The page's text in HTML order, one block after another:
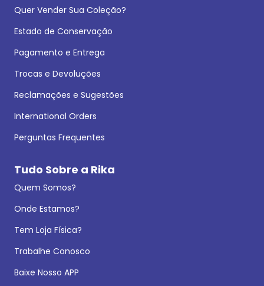
Quer Vender Sua Coleção?
Estado de Conservação
Pagamento e Entrega
Trocas e Devoluções
Reclamações e Sugestões
International Orders
Perguntas Frequentes
Tudo Sobre a Rika
Quem Somos?
Onde Estamos?
Tem Loja Física?
Trabalhe Conosco
Baixe Nosso APP